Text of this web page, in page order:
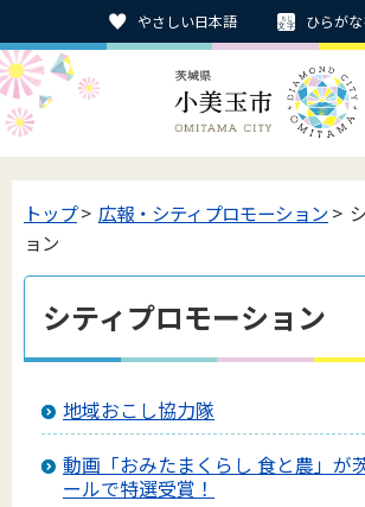
やさしい日本語 ひらが
トップ> 広報・シティプロモーション>
ョン
シティプロモーション
地域おこし協力隊
動画「おみたまくらし 食と農」が
ールで特選受賞！